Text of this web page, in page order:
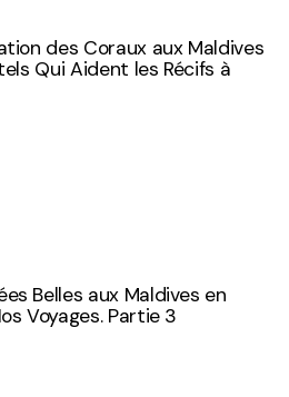
des Coraux aux Maldives
Qui Aident les Récifs à
Belles aux Maldives en
Voyages. Partie 3